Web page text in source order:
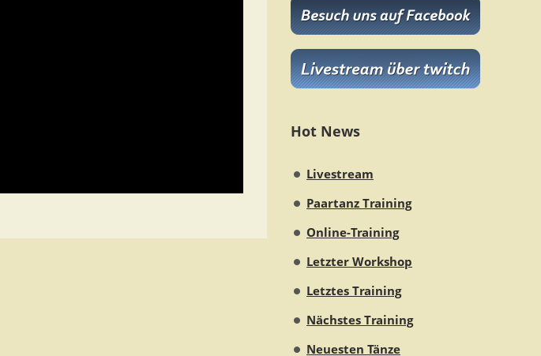
Hot News
Livestream
Paartanz Training
Online-Training
Letzter Workshop
Letztes Training
Nächstes Training
Neuesten Tänze